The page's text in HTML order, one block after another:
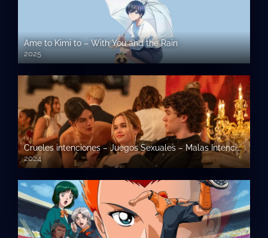
Ame to Kimi to – With You and the Rain
2025
Crueles intenciones – Juegos Sexuales – Malas Intenciones
2024